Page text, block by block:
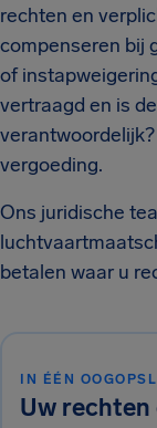
rechten en
compenseren bij
of
vertraagd en is
vergoeding.
Ons juridische
betalen waar u
IN ÉÉN
Uw rechten